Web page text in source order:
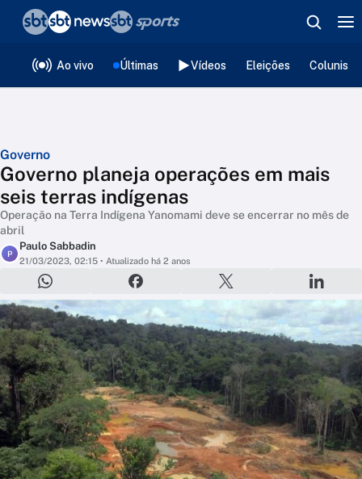
Ao vivo Últimas Vídeos Eleições
Governo
Governo planeja operações em mais
seis terras indígenas
Operação na Terra Indígena Yanomami deve se encerrar no mês de
abril
P
Paulo Sabbadin
21/03/2023, 02:15 • Atualizado há 2 anos
❮voltar
Editorias